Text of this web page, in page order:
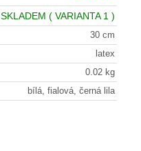
SKLADEM ( VARIANTA 1 )
30 cm
latex
0.02 kg
bílá, fialová, černá lila